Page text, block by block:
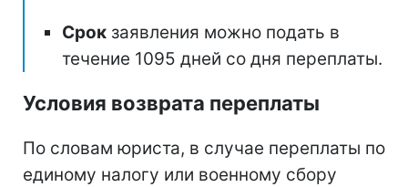
Срок заявления можно подать в
течение 1095 дней со дня переплаты.
Условия возврата переплаты
По словам юриста, в случае переплаты по
единому налогу или военному сбору